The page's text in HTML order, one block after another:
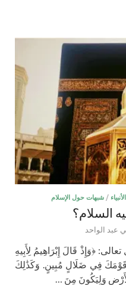
الأنبياء / شبهات حول الإسلام
السلام؟
عبد الواحد
﴿وَإِذْ قَالَ إِبْرَاهِيمُ لِأَبِيهِ
وَقَوْمَكَ فِي ضَلَالٍ مُبِينٍ. وَكَذَٰلِكَ
وَلِيَكُونَ مِنَ …